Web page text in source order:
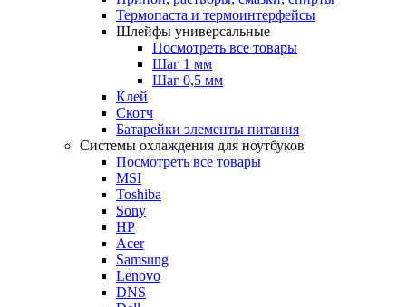
Термопаста и термоинтерфейсы
Шлейфы универсальные
Посмотреть все товары
Шаг 1 мм
Шаг 0,5 мм
Клей
Скотч
Батарейки элементы питания
Системы охлаждения для ноутбуков
Посмотреть все товары
MSI
Toshiba
Sony
HP
Acer
Samsung
Lenovo
DNS